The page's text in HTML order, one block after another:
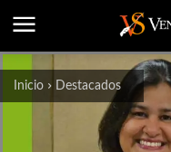
Inicio Destacados